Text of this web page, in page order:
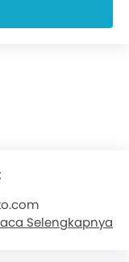
resmi Tata di
Selengkapnya